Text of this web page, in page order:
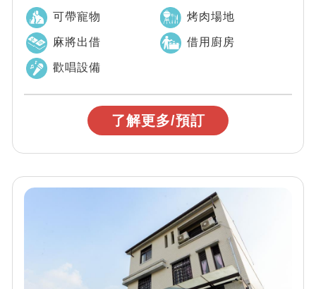
～
可帶寵物 烤肉場地
麻將出借 借用廚房
歡唱設備
了解更多/預訂